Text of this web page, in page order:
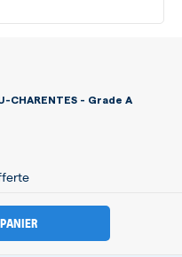
CHARENTES - Grade A